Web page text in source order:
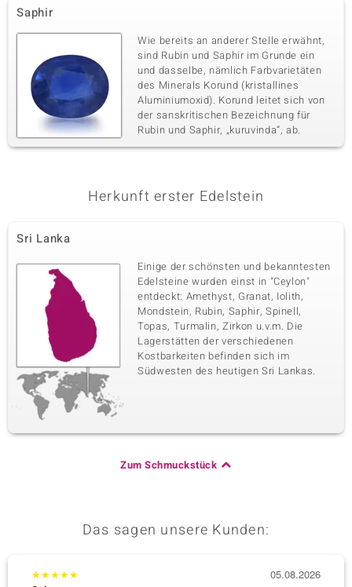
Saphir
Wie bereits an anderer Stelle erwähnt,
sind Rubin und Saphir im Grunde ein
und dasselbe, nämlich Farbvarietäten
des Minerals Korund (kristallines
Aluminiumoxid). Korund leitet sich von
der sanskritischen Bezeichnung für
Rubin und Saphir, „kuruvinda“, ab.
Herkunft erster Edelstein
Sri Lanka
Einige der schönsten und bekanntesten
Edelsteine wurden einst in "Ceylon"
entdeckt: Amethyst, Granat, Iolith,
Mondstein, Rubin, Saphir, Spinell,
Topas, Turmalin, Zirkon u.v.m. Die
Lagerstätten der verschiedenen
Kostbarkeiten befinden sich im
Südwesten des heutigen Sri Lankas.
Zum Schmuckstück
Das sagen unsere Kunden:
★★★★★
05.08.2026